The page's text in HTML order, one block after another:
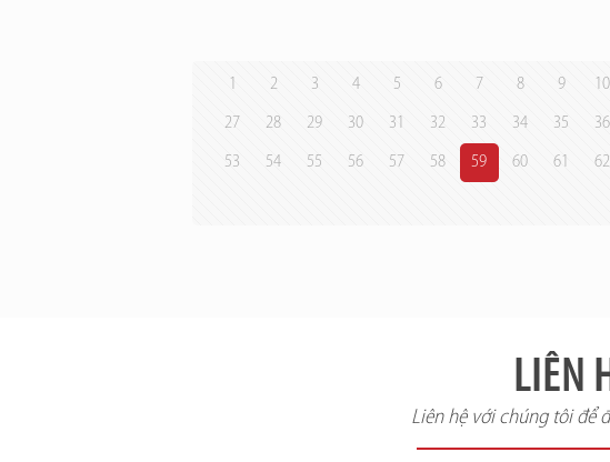
1 2 3 4 5 6 7 8 9 10
27 28 29 30 31 32 33 34 35 36
53 54 55 56 57 58 59 60 61 62
LIÊN
Liên hệ với chúng tôi để